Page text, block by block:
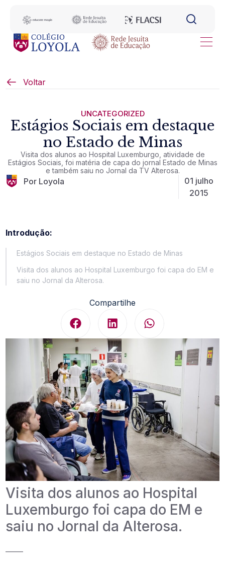
Voltar
UNCATEGORIZED
Estágios Sociais em destaque
no Estado de Minas
Visita dos alunos ao Hospital Luxemburgo, atividade de
Estágios Sociais, foi matéria de capa do jornal Estado de Minas
e também saiu no Jornal da TV Alterosa.
Por Loyola
01 julho
2015
Introdução:
Estágios Sociais em destaque no Estado de Minas
Visita dos alunos ao Hospital Luxemburgo foi capa do EM e
saiu no Jornal da Alterosa.
Compartilhe
Visita dos alunos ao Hospital
Luxemburgo foi capa do EM e
saiu no Jornal da Alterosa.